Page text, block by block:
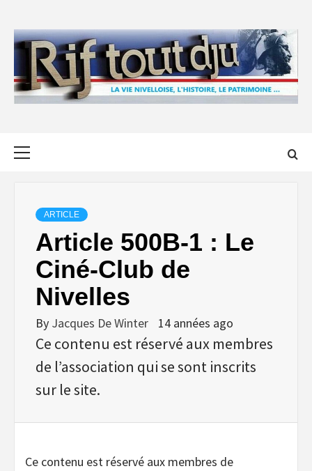
content
ARTICLE
Article 500B-1 : Le
Ciné-Club de
Nivelles
By Jacques De Winter 14 années ago
Ce contenu est réservé aux membres
de l’association qui se sont inscrits
sur le site.
Ce contenu est réservé aux membres de